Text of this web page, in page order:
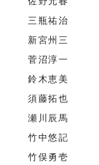
三瓶祐治
新宮州三
菅沼淳一
鈴木恵美
須藤拓也
瀬川辰馬
竹中悠記
竹俣勇壱